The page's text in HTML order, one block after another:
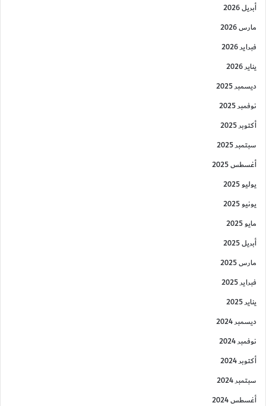
أبريل 2026
مارس 2026
فبراير 2026
يناير 2026
ديسمبر 2025
نوفمبر 2025
أكتوبر 2025
سبتمبر 2025
أغسطس 2025
يوليو 2025
يونيو 2025
مايو 2025
أبريل 2025
مارس 2025
فبراير 2025
يناير 2025
ديسمبر 2024
نوفمبر 2024
أكتوبر 2024
سبتمبر 2024
أغسطس 2024